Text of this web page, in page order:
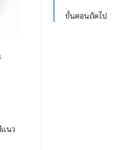
ขั้นตอนถัดไป
นว